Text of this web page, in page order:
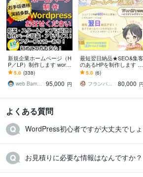
新規企業ホームページ（H
P／LP）制作します wordp
ress制作！あたらしいホ
ームぺージが手に入りま
す
5.0 (338)
web Bamboo
95,000 円
最短翌日納品★SEO&集客
のあるHPを制作します 初
心者◎オリジナルデザイ
ンでご自身で編集できる
ホームページ★
5.0 (6)
フランパパ＠ワードプレスでHP制作
80,000 円
よくある質問
WordPress初心者ですが大丈夫でしょ
お見積りに必要な情報はなんですか？